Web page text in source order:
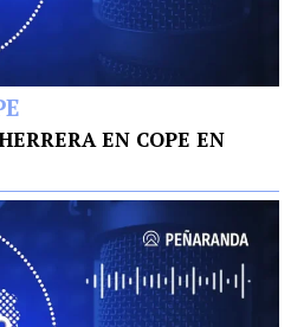
EN COPE EN